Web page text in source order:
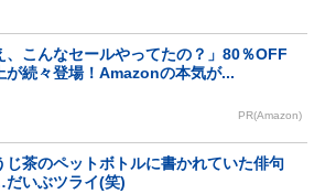
、こんなセールやってたの？」80％OFF
が続々登場！Amazonの本気が...
PR(Amazon)
じ茶のペットボトルに書かれていた俳句
いぶツライ(笑)